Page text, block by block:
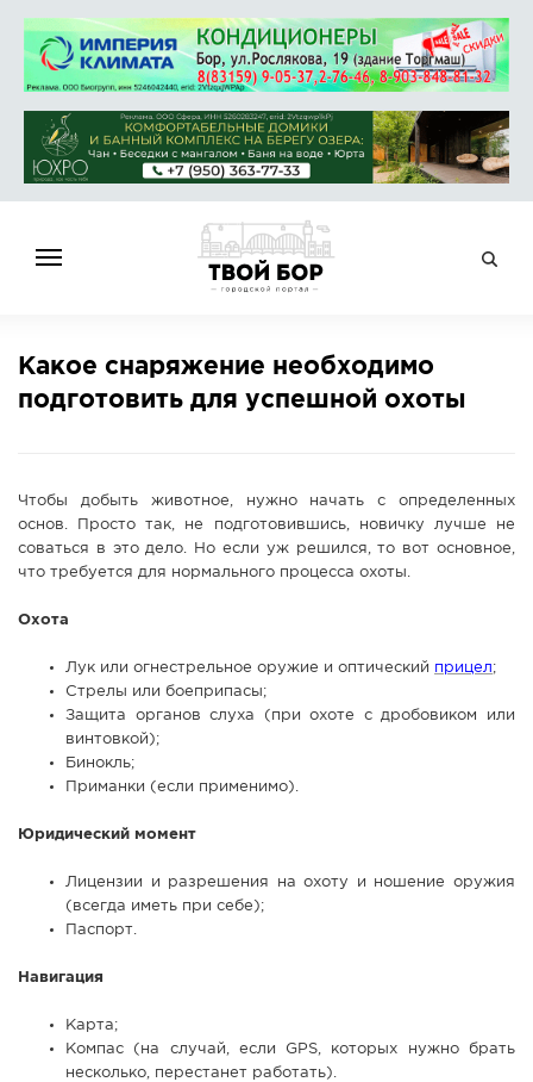
НОВОСТИ
СПРАВОЧНИК
АФИША
СТАТЬИ
ГОЛОСОВАНИЯ
ФОТО
Какое снаряжение необходимо
подготовить для успешной охоты
Чтобы добыть животное, нужно начать с определенных
основ. Просто так, не подготовившись, новичку лучше не
соваться в это дело. Но если уж решился, то вот основное,
что требуется для нормального процесса охоты.
Охота
Лук или огнестрельное оружие и оптический прицел;
Стрелы или боеприпасы;
Защита органов слуха (при охоте с дробовиком или
винтовкой);
Бинокль;
Приманки (если применимо).
Юридический момент
Лицензии и разрешения на охоту и ношение оружия
(всегда иметь при себе);
Паспорт.
Навигация
Карта;
Компас (на случай, если GPS, которых нужно брать
несколько, перестанет работать).